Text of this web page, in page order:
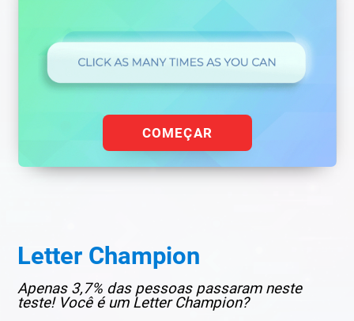
COMEÇAR
Letter Champion
Apenas 3,7% das pessoas passaram neste
teste! Você é um Letter Champion?